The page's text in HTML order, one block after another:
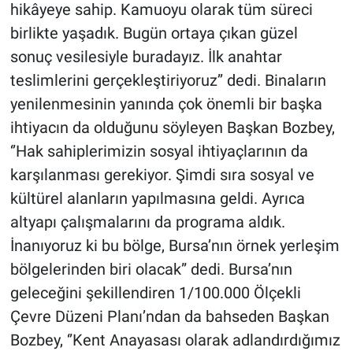
hikâyeye sahip. Kamuoyu olarak tüm süreci
birlikte yaşadık. Bugün ortaya çıkan güzel
sonuç vesilesiyle buradayız. İlk anahtar
teslimlerini gerçekleştiriyoruz’’ dedi. Binaların
yenilenmesinin yanında çok önemli bir başka
ihtiyacın da olduğunu söyleyen Başkan Bozbey,
‘’Hak sahiplerimizin sosyal ihtiyaçlarının da
karşılanması gerekiyor. Şimdi sıra sosyal ve
kültürel alanların yapılmasına geldi. Ayrıca
altyapı çalışmalarını da programa aldık.
İnanıyoruz ki bu bölge, Bursa’nın örnek yerleşim
bölgelerinden biri olacak” dedi. Bursa’nın
geleceğini şekillendiren 1/100.000 Ölçekli
Çevre Düzeni Planı’ndan da bahseden Başkan
Bozbey, ‘’Kent Anayasası olarak adlandırdığımız
Türkiye'nin Geleceği
Türkiye'nin Gündemi
Yerel Gündem
Yerel Yaşam
Canlı Yayın